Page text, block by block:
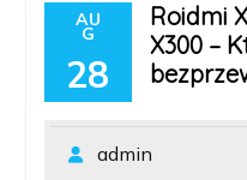
AU
G
28
Roidmi
X300 –
admin